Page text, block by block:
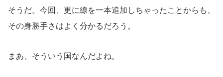
そうだ。今回、更に線を一本追加しちゃったことからも、
その身勝手さはよく分かるだろう。
まあ、そういう国なんだよね。